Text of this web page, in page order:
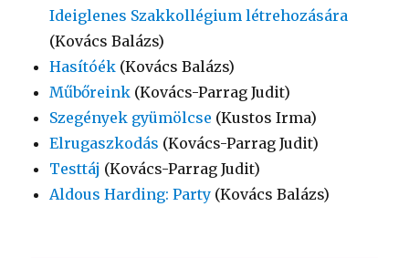
Ideiglenes Szakkollégium létrehozására
(Kovács Balázs)
Hasítóék (Kovács Balázs)
Műbőreink (Kovács-Parrag Judit)
Szegények gyümölcse (Kustos Irma)
Elrugaszkodás (Kovács-Parrag Judit)
Testtáj (Kovács-Parrag Judit)
Aldous Harding: Party (Kovács Balázs)